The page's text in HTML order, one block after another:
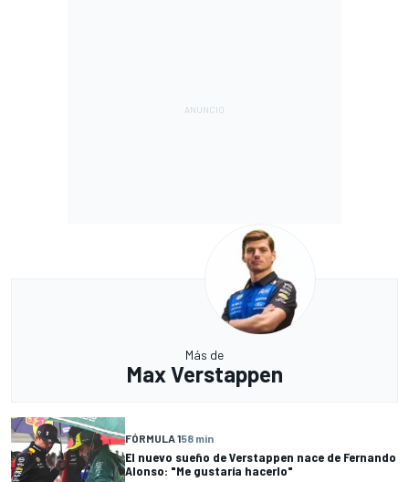
Más de
Max Verstappen
FÓRMULA 158 min
El nuevo sueño de Verstappen nace de Fernando
Alonso: "Me gustaría hacerlo"